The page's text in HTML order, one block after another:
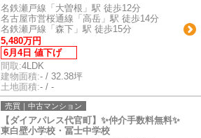
名鉄瀬戸線「大曽根」駅 徒歩12分
名古屋市営桜通線「高岳」駅 徒歩14分
名鉄瀬戸線「森下」駅 徒歩15分
5,480万円
6月4日 値下げ
間取:4LDK
建物面積:- / 32.38坪
土地面積:- / -
売買｜中古マンション
【ダイアパレス代官町】✨️仲介手数料無料✨️
東白壁小学校・冨士中学校